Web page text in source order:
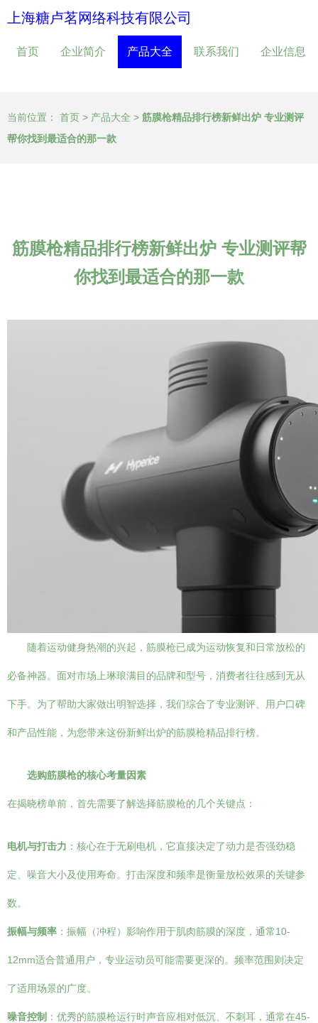
上海糖卢茗网络科技有限公司
首页 企业简介 产品大全 联系我们 企业信息
当前位置： 首页 > 产品大全 > 筋膜枪精品排行榜新鲜出炉 专业测评
帮你找到最适合的那一款
筋膜枪精品排行榜新鲜出炉 专业测评帮
你找到最适合的那一款
随着运动健身热潮的兴起，筋膜枪已成为运动恢复和日常放松的
必备神器。面对市场上琳琅满目的品牌和型号，消费者往往感到无从
下手。为了帮助大家做出明智选择，我们综合了专业测评、用户口碑
和产品性能，为您带来这份新鲜出炉的筋膜枪精品排行榜。
选购筋膜枪的核心考量因素
在揭晓榜单前，首先需要了解选择筋膜枪的几个关键点：
电机与打击力 ：核心在于无刷电机，它直接决定了动力是否强劲稳
定、噪音大小及使用寿命。打击深度和频率是衡量放松效果的关键参
数。
振幅与频率 ：振幅（冲程）影响作用于肌肉筋膜的深度，通常10-
12mm适合普通用户，专业运动员可能需要更深的。频率范围则决定
了适用场景的广度。
噪音控制 ：优秀的筋膜枪运行时声音应相对低沉、不刺耳，通常在45-